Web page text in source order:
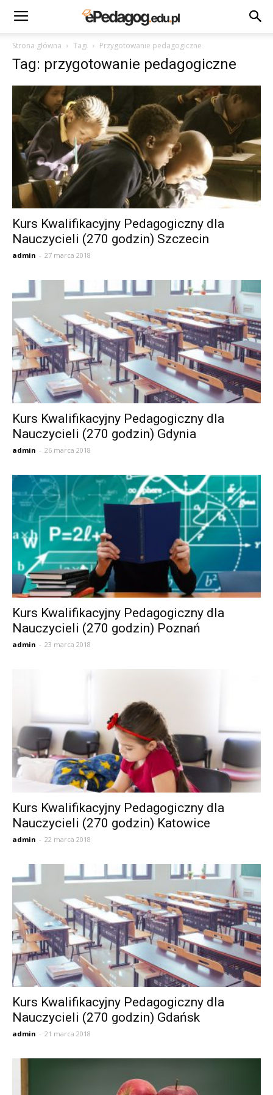
Strona główna Tagi Przygotowanie pedagogiczne
Tag: przygotowanie pedagogiczne
Kurs Kwalifikacyjny Pedagogiczny dla
Nauczycieli (270 godzin) Szczecin
admin - 27 marca 2018
Kurs Kwalifikacyjny Pedagogiczny dla
Nauczycieli (270 godzin) Gdynia
admin - 26 marca 2018
Kurs Kwalifikacyjny Pedagogiczny dla
Nauczycieli (270 godzin) Poznań
admin - 23 marca 2018
Kurs Kwalifikacyjny Pedagogiczny dla
Nauczycieli (270 godzin) Katowice
admin - 22 marca 2018
Kurs Kwalifikacyjny Pedagogiczny dla
Nauczycieli (270 godzin) Gdańsk
admin - 21 marca 2018